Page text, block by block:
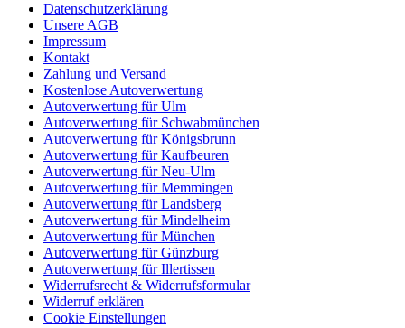
Datenschutzerklärung
Unsere AGB
Impressum
Kontakt
Zahlung und Versand
Kostenlose Autoverwertung
Autoverwertung für Ulm
Autoverwertung für Schwabmünchen
Autoverwertung für Königsbrunn
Autoverwertung für Kaufbeuren
Autoverwertung für Neu-Ulm
Autoverwertung für Memmingen
Autoverwertung für Landsberg
Autoverwertung für Mindelheim
Autoverwertung für München
Autoverwertung für Günzburg
Autoverwertung für Illertissen
Widerrufsrecht & Widerrufsformular
Widerruf erklären
Cookie Einstellungen